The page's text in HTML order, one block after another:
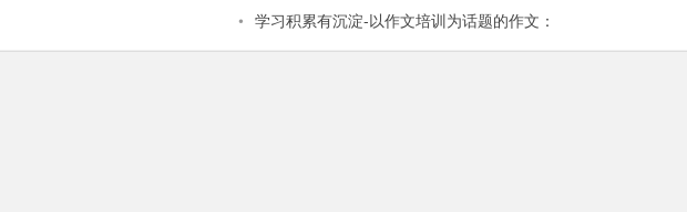
• 学习积累有沉淀-以作文培训为话题的作文：